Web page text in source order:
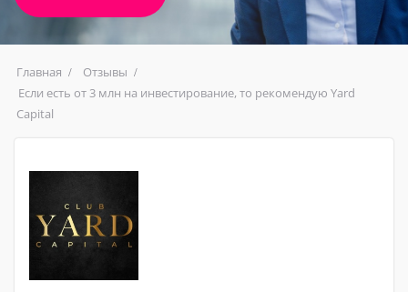
Главная
Отзывы
Если есть от 3 млн на инвестирование, то рекомендую Yard
Capital